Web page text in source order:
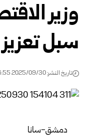
وزير
سبل تعزيز
تاريخ النشر: 2025/09/30 6:55 مساءً
دمشق-سانا